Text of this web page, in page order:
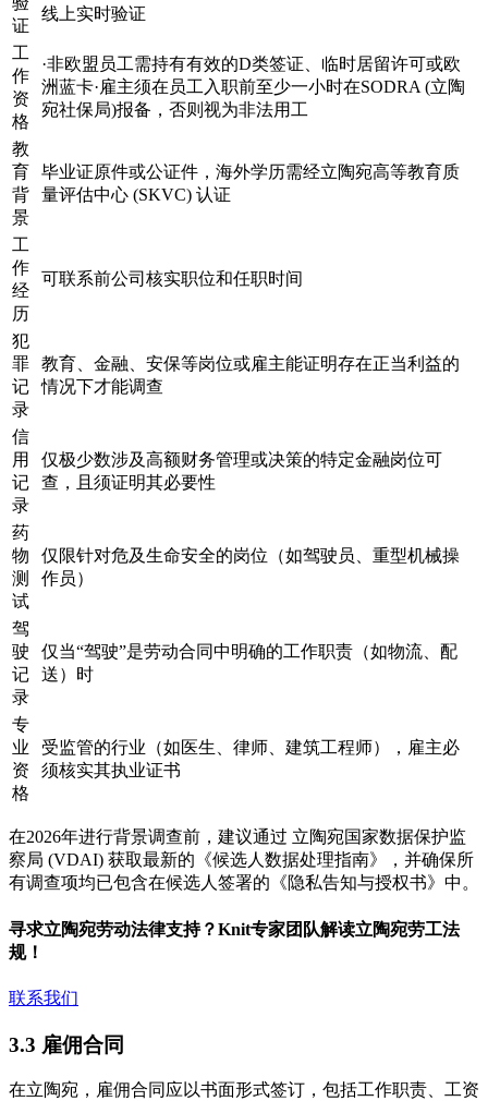
证
线上实时验证
工
作
资
格
·非欧盟员工需持有有效的D类签证、临时居留许可或欧
洲蓝卡·雇主须在员工入职前至少一小时在SODRA (立陶
宛社保局)报备，否则视为非法用工
教
育
背
景
毕业证原件或公证件，海外学历需经立陶宛高等教育质
量评估中心 (SKVC) 认证
工
作
经
历
可联系前公司核实职位和任职时间
犯
罪
记
录
教育、金融、安保等岗位或雇主能证明存在正当利益的
情况下才能调查
信
用
记
录
仅极少数涉及高额财务管理或决策的特定金融岗位可
查，且须证明其必要性
药
物
测
试
仅限针对危及生命安全的岗位（如驾驶员、重型机械操
作员）
驾
驶
记
录
仅当“驾驶”是劳动合同中明确的工作职责（如物流、配
送）时
专
业
资
格
受监管的行业（如医生、律师、建筑工程师），雇主必
须核实其执业证书
在2026年进行背景调查前，建议通过 立陶宛国家数据保护监
察局 (VDAI) 获取最新的《候选人数据处理指南》，并确保所
有调查项均已包含在候选人签署的《隐私告知与授权书》中。
寻求立陶宛劳动法律支持？Knit专家团队解读立陶宛劳工法
规！
联系我们
3.3 雇佣合同
在立陶宛，雇佣合同应以书面形式签订，包括工作职责、工资